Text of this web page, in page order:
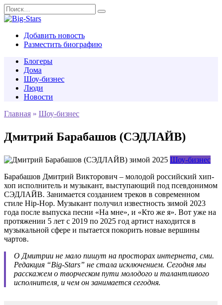
Перейти
к
содержанию
Search
for:
Добавить новость
Разместить биографию
Блогеры
Дома
Шоу-бизнес
Люди
Новости
Главная » Шоу-бизнес
Дмитрий Барабашов (СЭДЛАЙВ)
Шоу-бизнес
Барабашов Дмитрий Викторович – молодой российский хип-
хоп исполнитель и музыкант, выступающий под псевдонимом
СЭДЛАЙВ. Занимается созданием треков в современном
стиле Hip-Hop. Музыкант получил известность зимой 2023
года после выпуска песни «На мне», и «Кто же я». Вот уже на
протяжении 5 лет с 2019 по 2025 год артист находится в
музыкальной сфере и пытается покорить новые вершины
чартов.
О Дмитрии не мало пишут на просторах интернета, сми.
Редакция “Big-Stars” не стала исключением. Сегодня мы
расскажем о творческом пути молодого и талантливого
исполнителя, и чем он занимается сегодня.